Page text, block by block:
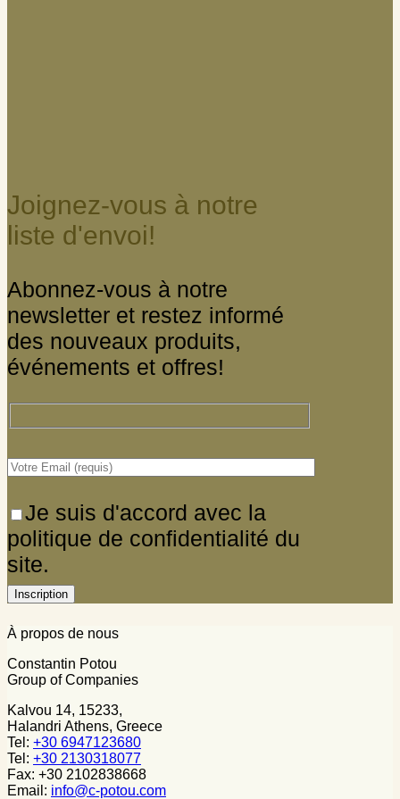
Joignez-vous à notre
liste d'envoi!
Abonnez-vous à notre
newsletter et restez informé
des nouveaux produits,
événements et offres!
Je suis d'accord avec la
politique de confidentialité du
site.
À propos de nous
Constantin Potou
Group of Companies
Kalvou 14, 15233,
Halandri Athens, Greece
Tel: +30 6947123680
Tel: +30 2130318077
Fax: +30 2102838668
Email: info@c-potou.com